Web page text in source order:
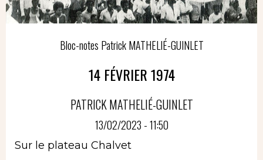
Bloc-notes Patrick MATHELIÉ-GUINLET
14 FÉVRIER 1974
PATRICK MATHELIÉ-GUINLET
13/02/2023 - 11:50
Sur le plateau Chalvet